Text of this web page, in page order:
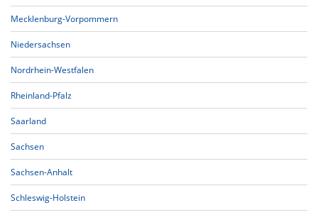
Mecklenburg-Vorpommern
Niedersachsen
Nordrhein-Westfalen
Rheinland-Pfalz
Saarland
Sachsen
Sachsen-Anhalt
Schleswig-Holstein